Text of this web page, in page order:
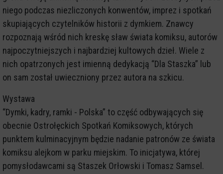
niego podczas niezliczonych konwentów, imprez i spotkań
skupiających czytelników historii z dymkiem. Znawcy
rozpoznają wśród nich kreskę sław świata komiksu, autorów
najpoczytniejszych i najbardziej kultowych dzieł. Wiele z
nich opatrzonych jest imienną dedykacją “Dla Staszka” lub
on sam został uwieczniony przez autora na szkicu.
Wystawa
“Dymki, kadry, ramki - Polska” to część odbywających się
obecnie Ostrołęckich Spotkań Komiksowych, których
punktem kulminacyjnym będzie nadanie patronów ze świata
komiksu alejkom w parku miejskim. To inicjatywa, której
pomysłodawcami są Staszek Orłowski i Tomasz Samsel.